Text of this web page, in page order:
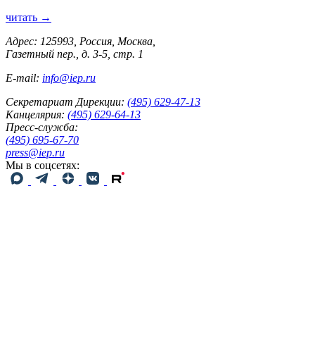
читать →
Адрес: 125993, Россия, Москва,
Газетный пер., д. 3-5, стр. 1
E-mail: info@iep.ru
Секретариат Дирекции: (495) 629-47-13
Канцелярия: (495) 629-64-13
Пресс-служба:
(495) 695-67-70
press@iep.ru
Мы в соцсетях: